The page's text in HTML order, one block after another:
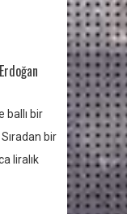
ballı bir
bir
liralık